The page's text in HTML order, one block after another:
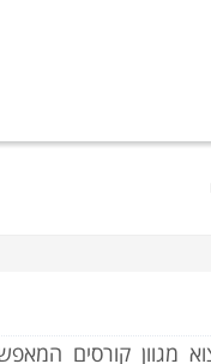
מגוון קורסים